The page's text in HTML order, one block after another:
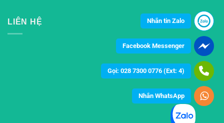
LIÊN HỆ Nhắn tin Zalo
Facebook Messenger
Gọi: 028 7300 0776 (Ext: 4)
Nhắn WhatsApp